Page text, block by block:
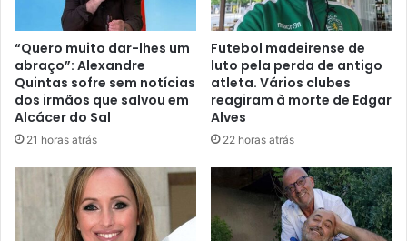
“Quero muito dar-lhes um
abraço”: Alexandre
Quintas sofre sem notícias
dos irmãos que salvou em
Alcácer do Sal
21 horas atrás
Futebol madeirense de
luto pela perda de antigo
atleta. Vários clubes
reagiram à morte de Edgar
Alves
22 horas atrás